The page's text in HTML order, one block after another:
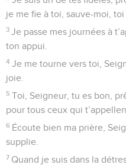
je me fie à toi, sauve-moi, toi
3 Je passe mes journées à
ton appui.
4 Je me tourne vers toi,
joie.
5 Toi, Seigneur, tu es bon,
pour tous ceux qui
6 Écoute bien ma prière,
supplie.
7 Quand je suis dans la